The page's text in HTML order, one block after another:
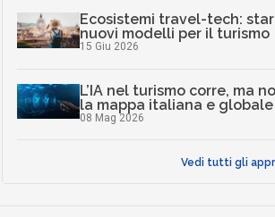
Ecosistemi travel-tech:
nuovi modelli per il turismo
15 Giu 2026
L’IA nel turismo corre, ma
la mappa italiana e globale
08 Mag 2026
Vedi tutti gli